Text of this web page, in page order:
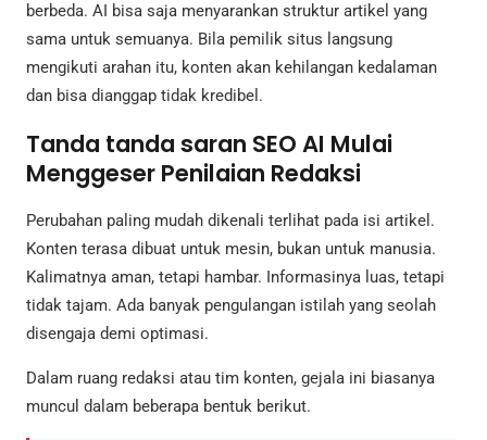
berbeda. AI bisa saja menyarankan struktur artikel yang
sama untuk semuanya. Bila pemilik situs langsung
mengikuti arahan itu, konten akan kehilangan kedalaman
dan bisa dianggap tidak kredibel.
Tanda tanda saran SEO AI Mulai
Menggeser Penilaian Redaksi
Perubahan paling mudah dikenali terlihat pada isi artikel.
Konten terasa dibuat untuk mesin, bukan untuk manusia.
Kalimatnya aman, tetapi hambar. Informasinya luas, tetapi
tidak tajam. Ada banyak pengulangan istilah yang seolah
disengaja demi optimasi.
Dalam ruang redaksi atau tim konten, gejala ini biasanya
muncul dalam beberapa bentuk berikut.